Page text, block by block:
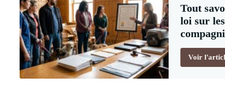
Tout
loi sur
Voir